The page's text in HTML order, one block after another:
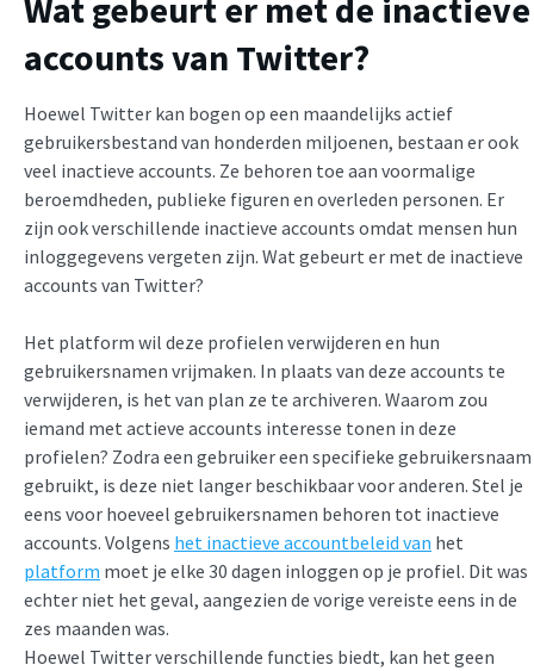
Wat gebeurt er met de inactieve
accounts van Twitter?
Hoewel Twitter kan bogen op een maandelijks actief
gebruikersbestand van honderden miljoenen, bestaan er ook
veel inactieve accounts. Ze behoren toe aan voormalige
beroemdheden, publieke figuren en overleden personen. Er
zijn ook verschillende inactieve accounts omdat mensen hun
inloggegevens vergeten zijn. Wat gebeurt er met de inactieve
accounts van Twitter?
Het platform wil deze profielen verwijderen en hun
gebruikersnamen vrijmaken. In plaats van deze accounts te
verwijderen, is het van plan ze te archiveren. Waarom zou
iemand met actieve accounts interesse tonen in deze
profielen? Zodra een gebruiker een specifieke gebruikersnaam
gebruikt, is deze niet langer beschikbaar voor anderen. Stel je
eens voor hoeveel gebruikersnamen behoren tot inactieve
accounts. Volgens het inactieve accountbeleid van het
platform moet je elke 30 dagen inloggen op je profiel. Dit was
echter niet het geval, aangezien de vorige vereiste eens in de
zes maanden was.
Hoewel Twitter verschillende functies biedt, kan het geen